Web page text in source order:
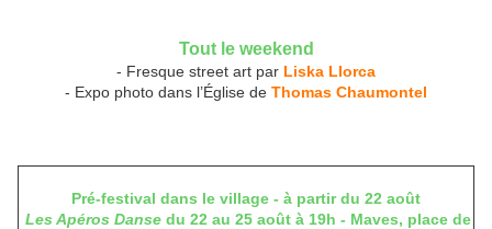
Tout le weekend
- Fresque street art par Liska Llorca
- Expo photo dans l’Église de Thomas Chaumontel
Pré-festival dans le village - à partir du 22 août
Les Apéros Danse du 22 au 25 août à 19h - Maves, place de